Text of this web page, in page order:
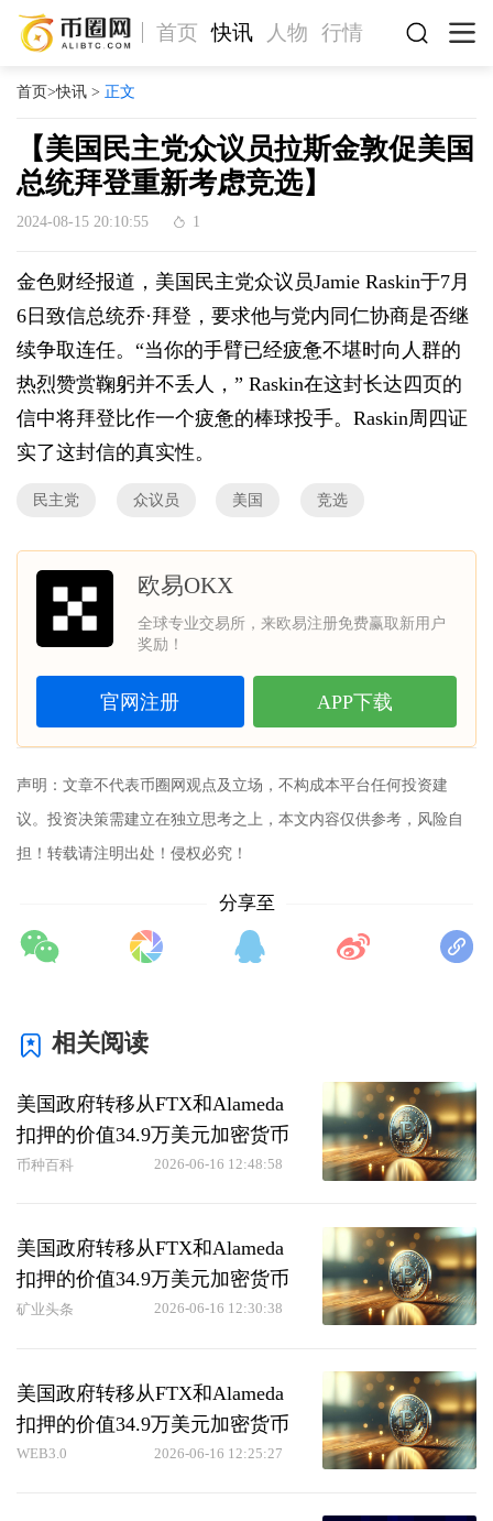
首页 快讯 人物 行情
首页>快讯> 正文
【美国民主党众议员拉斯金敦促美国
总统拜登重新考虑竞选】
2024-08-15 20:10:55 1
金色财经报道，美国民主党众议员Jamie Raskin于7月
6日致信总统乔·拜登，要求他与党内同仁协商是否继
续争取连任。“当你的手臂已经疲惫不堪时向人群的
热烈赞赏鞠躬并不丢人，” Raskin在这封长达四页的
信中将拜登比作一个疲惫的棒球投手。Raskin周四证
实了这封信的真实性。
民主党 众议员 美国 竞选
欧易OKX
全球专业交易所，来欧易注册免费赢取新用户
奖励！
官网注册 APP下载
声明：文章不代表币圈网观点及立场，不构成本平台任何投资建
议。投资决策需建立在独立思考之上，本文内容仅供参考，风险自
担！转载请注明出处！侵权必究！
分享至
相关阅读
美国政府转移从FTX和Alameda
扣押的价值34.9万美元加密货币
币种百科 2026-06-16 12:48:58
美国政府转移从FTX和Alameda
扣押的价值34.9万美元加密货币
矿业头条 2026-06-16 12:30:38
美国政府转移从FTX和Alameda
扣押的价值34.9万美元加密货币
WEB3.0 2026-06-16 12:25:27